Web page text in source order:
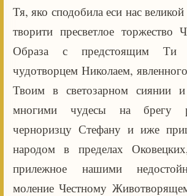
Тя, яко сподобила еси нас
творити пресветлое торжество
Образа с предстоящим Ти
чудотворцем Николаем,
Твоим в светозарном сиянии
многими чудесы на брегу
черноризцу Стефану и иже
народом в пределах
прилежное нашими
моление Честному